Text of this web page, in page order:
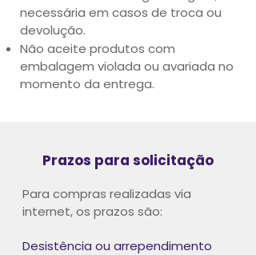
necessária em casos de troca ou
devolução.
Não aceite produtos com
embalagem violada ou avariada no
momento da entrega.
Prazos para solicitação
Para compras realizadas via
internet, os prazos são:
Desistência ou arrependimento